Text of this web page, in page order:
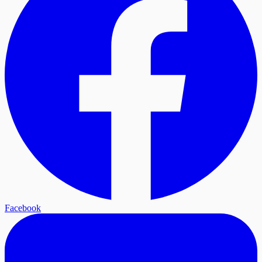
Facebook